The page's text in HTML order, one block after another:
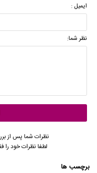
ایمیل :
نظر شما:
نظرات شما پس از
لطفا نظرات خود را
برچسب ها